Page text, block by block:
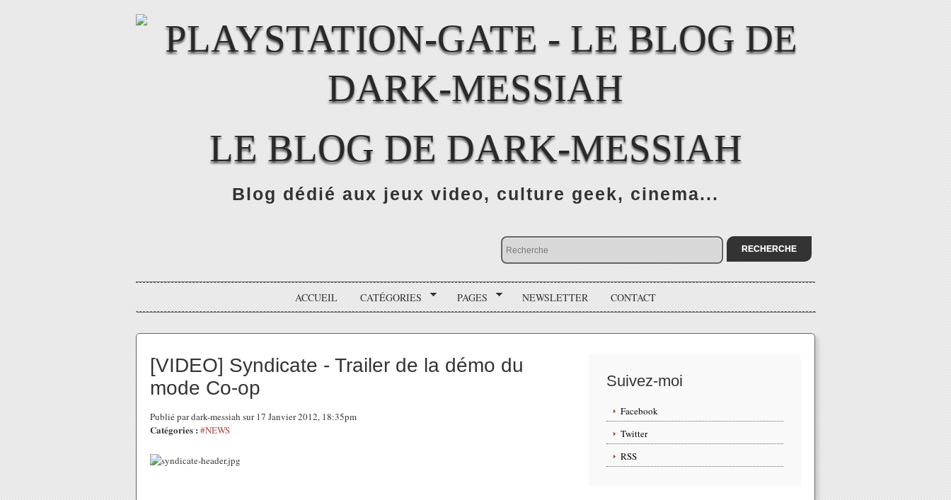
LE BLOG DE DARK-MESSIAH
Blog dédié aux jeux video, culture geek, cinema...
ACCUEIL CATÉGORIES PAGES NEWSLETTER CONTACT
[VIDEO] Syndicate - Trailer de la démo du
mode Co-op
Publié par dark-messiah sur 17 Janvier 2012, 18:35pm
Catégories : #NEWS
Suivez-moi
Facebook
Twitter
RSS